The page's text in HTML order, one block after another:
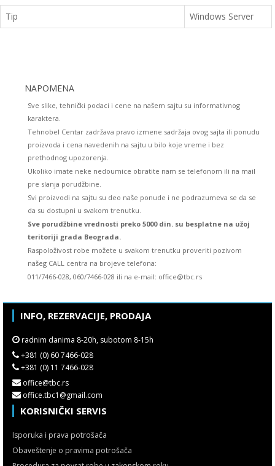
Tip Windows Server
NAPOMENA
Sve slike, tehnički podaci i cene na našem sajtu su informativnog
karaktera.
Tehnobel Centar zadržava pravo izmene sadržaja ovog sajta ili ponudu
proizvoda i cena navedenih na sajtu u bilo koje vreme i bez
prethodnog upozorenja.
Ukoliko imate neke nedoumice obratite nam se telefonom ili na mail
pre slanja porudžbine.
Svi proizvodi na sajtu su deo naše ponude i ne podrazumeva se da se
da su dostupni u svakom trenutku.
Sve porudžbine vrednosti preko 5000 din. su besplatne na užoj
teritoriji grada Beograda.
Raspoloživost robe možete u svakom trenutku proveriti pozivom
našeg CALL centra na brojeve telefona:
011/7466-028, 060/7466-028 ili na e-mail: office@tbc.rs
INFO, REZERVACIJE, PRODAJA
radnim danima 8-20h, subotom 8-15h
+381 (0) 60 7466-028
+381 (0) 11 7466-028
office@tbc.rs
office.tbc1@gmail.com
KORISNIČKI SERVIS
Isporuka i prava potrošača
Obaveštenje o pravima potrošača